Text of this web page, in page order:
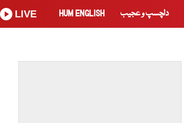
دلچسپ و عجیب HUM ENGLISH
LIVE